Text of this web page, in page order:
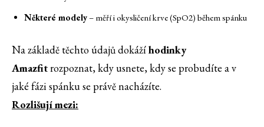
Některé modely– měří i okysličení krve (SpO2) během spánku
Na základě těchto údajů dokážíhodinky
Amazfitrozpoznat, kdy usnete, kdy se probudíte a v
jaké fázi spánku se právě nacházíte.
Rozlišují mezi: